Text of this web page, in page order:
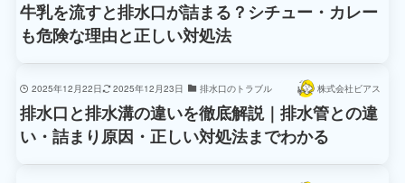
牛乳を流すと排水口が詰まる？シチュー・カレー
も危険な理由と正しい対処法
2025年12月22日 2025年12月23日 排水口のトラブル 株式会社ビアス
排水口と排水溝の違いを徹底解説｜排水管との違
い・詰まり原因・正しい対処法までわかる